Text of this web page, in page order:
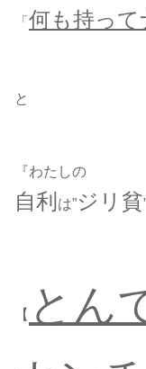
「 何も持って
と
『わたしの
自利 は”ジリ貧
【
とん